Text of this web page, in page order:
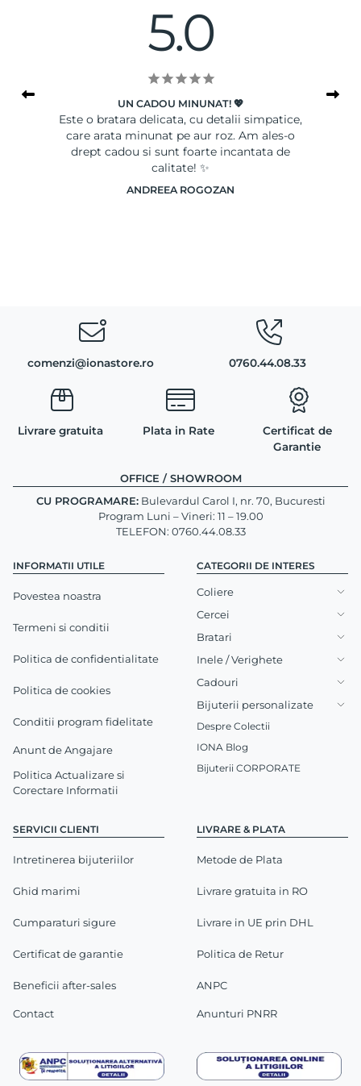
5.0
UN CADOU MINUNAT! 💖
Este o bratara delicata, cu detalii simpatice,
care arata minunat pe aur roz. Am ales-o
drept cadou si sunt foarte incantata de
calitate! ✨
ANDREEA ROGOZAN
comenzi@ionastore.ro 0760.44.08.33
Livrare gratuita Plata in Rate
Certificat de
Garantie
INFORMATII UTILE
Povestea noastra
Termeni si conditii
Politica de confidentialitate
Politica de cookies
Conditii program fidelitate
Anunt de Angajare
Politica Actualizare si
Corectare Informatii
SERVICII CLIENTI
Intretinerea bijuteriilor
Ghid marimi
Cumparaturi sigure
Certificat de garantie
Beneficii after-sales
Contact
LIVRARE & PLATA
Metode de Plata
Livrare gratuita in RO
Livrare in UE prin DHL
Politica de Retur
ANPC
Anunturi PNRR
OFFICE / SHOWROOM
CU PROGRAMARE:Bulevardul Carol I, nr. 70, Bucuresti
Program Luni – Vineri: 11 – 19.00
TELEFON: 0760.44.08.33
CATEGORII DE INTERES
Coliere
Cercei
Bratari
Inele / Verighete
Cadouri
Bijuterii personalizate
Despre Colectii
IONA Blog
Bijuterii CORPORATE